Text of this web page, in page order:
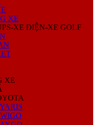
XE
XE ĐIỆN-XE GOLF
XE